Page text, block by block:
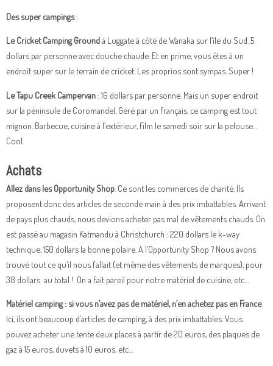
Des super campings:
Le Cricket Camping Groundà Luggate à côté de Wanaka sur l’île du Sud. 5
dollars par personne avec douche chaude. Et en prime, vous êtes à un
endroit super sur le terrain de cricket. Les proprios sont sympas. Super !
Le Tapu Creek Campervan : 16 dollars par personne. Mais un super endroit
sur la péninsule de Coromandel. Géré par un français, ce camping est tout
mignon. Barbecue, cuisine à l’extérieur, film le samedi soir sur la pelouse…
Cool.
Achats
Allez dans les Opportunity Shop . Ce sont les commerces de charité. Ils
proposent donc des articles de seconde main à des prix imbattables. Arrivant
de pays plus chauds, nous devions acheter pas mal de vêtements chauds. On
est passé au magasin Katmandu à Christchurch : 220 dollars le k-way
technique, 150 dollars la bonne polaire. A l’Opportunity Shop ? Nous avons
trouvé tout ce qu’il nous fallait (et même des vêtements de marques), pour
38 dollars au total ! On a fait pareil pour notre matériel de cuisine, etc…
Matériel camping : si vous n’avez pas de matériel, n’en achetez pas en France.
Ici, ils ont beaucoup d’articles de camping, à des prix imbattables. Vous
pouvez acheter une tente deux places à partir de 20 euros, des plaques de
gaz à 15 euros, duvets à 10 euros, etc…